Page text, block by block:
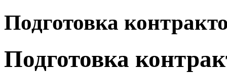
Подготовка
Подготовка